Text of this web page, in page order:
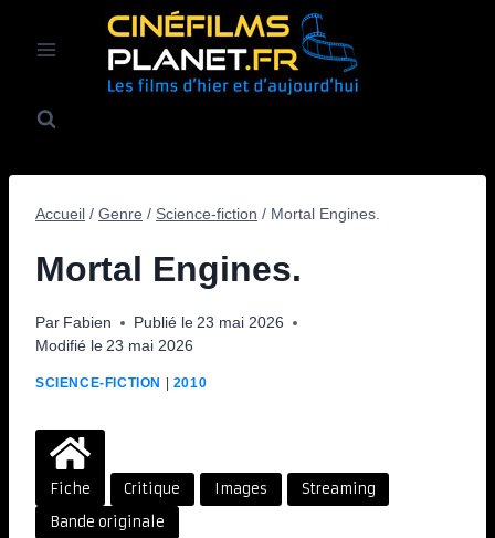
Accueil / Genre / Science-fiction / Mortal Engines.
Mortal Engines.
Par Fabien Publié le 23 mai 2026
Modifié le 23 mai 2026
SCIENCE-FICTION | 2010
Fiche Critique Images
Streaming
Bande originale